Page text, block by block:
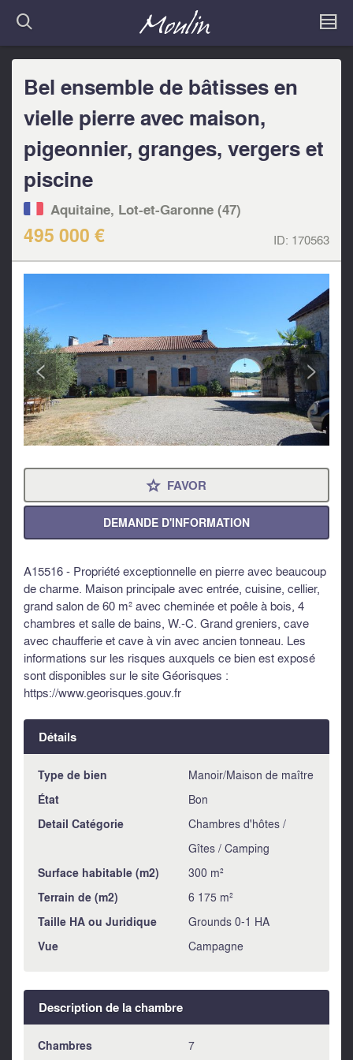
Bel ensemble de bâtisses en
vielle pierre avec maison,
pigeonnier, granges, vergers et
piscine
Aquitaine, Lot-et-Garonne (47)
495 000 € ID: 170563
< >
⋆ FAVOR
DEMANDE D'INFORMATION
A15516 - Propriété exceptionnelle en pierre avec beaucoup
de charme. Maison principale avec entrée, cuisine, cellier,
grand salon de 60 m² avec cheminée et poêle à bois, 4
chambres et salle de bains, W.-C. Grand greniers, cave
avec chaufferie et cave à vin avec ancien tonneau. Les
informations sur les risques auxquels ce bien est exposé
sont disponibles sur le site Géorisques :
https://www.georisques.gouv.fr
Détails
Type de bien Manoir/Maison de maître
État Bon
Detail Catégorie
Chambres d'hôtes /
Gîtes / Camping
Surface habitable (m2) 300 m²
Terrain de (m2) 6 175 m²
Taille HA ou Juridique Grounds 0-1 HA
Vue Campagne
Description de la chambre
Chambres 7